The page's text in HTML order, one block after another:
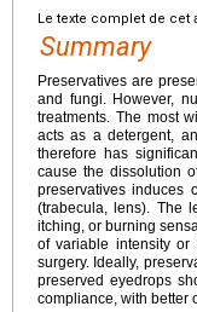
Le texte complet de cet
Summary
Preservatives are
and fungi. However,
treatments. The most
acts as a detergent,
therefore has
cause the dissolution
preservatives induces
(trabecula, lens). The
itching, or burning
of variable intensity or
surgery. Ideally,
preserved eyedrops
compliance, with better